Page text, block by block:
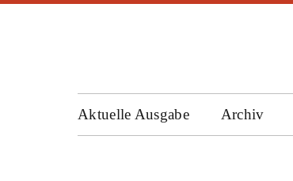
Aktuelle Ausgabe Archiv